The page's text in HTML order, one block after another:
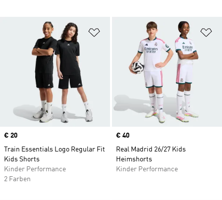
Zur Wunschliste hinzufügen
Price
€ 20
Train Essentials Logo Regular Fit
Kids Shorts
Kinder Performance
2 Farben
Price
€ 40
Real Madrid 26/27 Kids
Heimshorts
Kinder Performance